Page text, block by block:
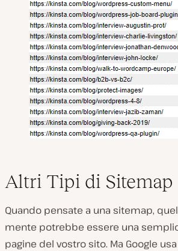
Altri Tipi di Sitemap
Quando pensate a una sitemap,
mente potrebbe essere una
pagine del vostro sito. Ma Google